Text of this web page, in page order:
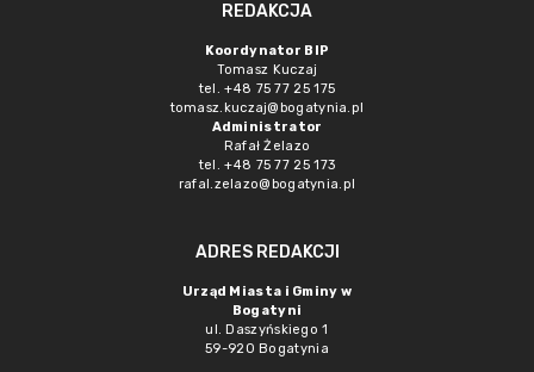
REDAKCJA
Koordynator BIP
Tomasz Kuczaj
tel. +48 75 77 25 175
tomasz.kuczaj@bogatynia.pl
Administrator
Rafał Żelazo
tel. +48 75 77 25 173
rafal.zelazo@bogatynia.pl
ADRES REDAKCJI
Urząd Miasta i Gminy w
Bogatyni
ul. Daszyńskiego 1
59-920 Bogatynia